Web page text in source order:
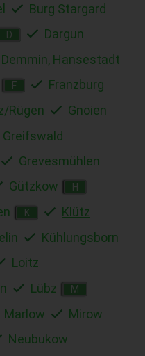
Burg Stargard
D
Dargun
Demmin, Hansestadt
F Franzburg
Rügen
Gnoien
Greifswald
Grevesmühlen
Gützkow H
K
Klütz
Kühlungsborn
Loitz
Lübz M
Marlow Mirow
Neubukow